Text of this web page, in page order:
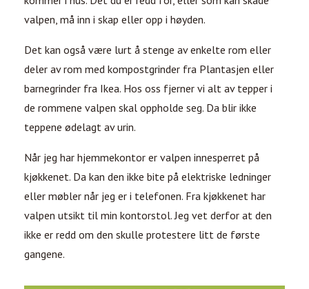
valpen, må inn i skap eller opp i høyden.
Det kan også være lurt å stenge av enkelte rom eller
deler av rom med kompostgrinder fra Plantasjen eller
barnegrinder fra Ikea. Hos oss fjerner vi alt av tepper i
de rommene valpen skal oppholde seg. Da blir ikke
teppene ødelagt av urin.
Når jeg har hjemmekontor er valpen innesperret på
kjøkkenet. Da kan den ikke bite på elektriske ledninger
eller møbler når jeg er i telefonen. Fra kjøkkenet har
valpen utsikt til min kontorstol. Jeg vet derfor at den
ikke er redd om den skulle protestere litt de første
gangene.